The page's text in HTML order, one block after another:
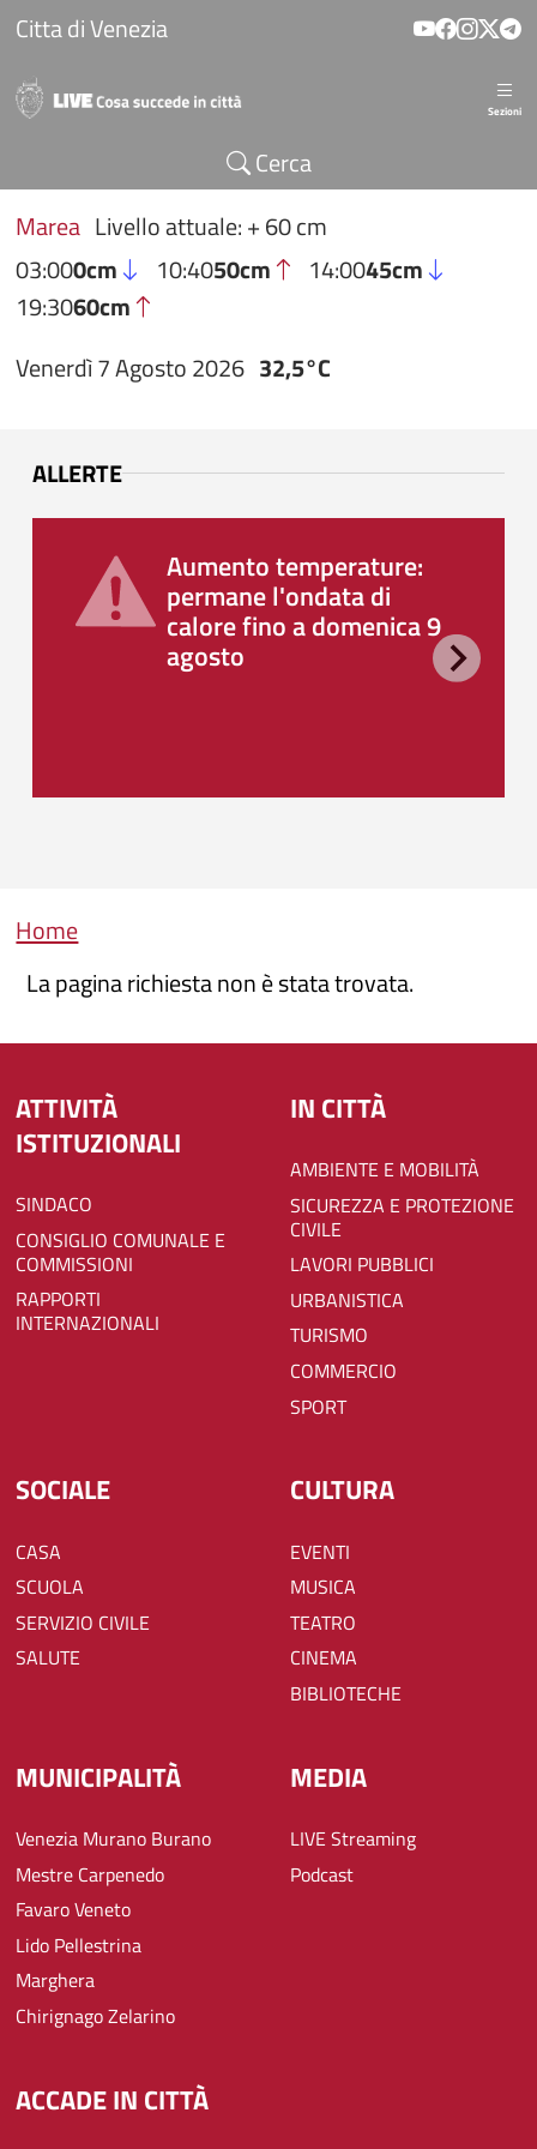
Salta al contenuto principale
Citta di Venezia
Sezioni
Cerca
Marea Livello attuale: + 60 cm
03:000cm 10:4050cm 14:0045cm
19:3060cm
Venerdì 7 Agosto 2026 32,5°C
ALLERTE
Aumento temperature:
permane l'ondata di
calore fino a domenica 9
agosto
Briciole di pane
Home
La pagina richiesta non è stata trovata.
ATTIVITÀ
ISTITUZIONALI
SINDACO
CONSIGLIO COMUNALE E
COMMISSIONI
RAPPORTI
INTERNAZIONALI
IN CITTÀ
AMBIENTE E MOBILITÀ
SICUREZZA E PROTEZIONE
CIVILE
LAVORI PUBBLICI
URBANISTICA
TURISMO
COMMERCIO
SPORT
SOCIALE
CASA
SCUOLA
SERVIZIO CIVILE
SALUTE
CULTURA
EVENTI
MUSICA
TEATRO
CINEMA
BIBLIOTECHE
MUNICIPALITÀ
Venezia Murano Burano
Mestre Carpenedo
Favaro Veneto
Lido Pellestrina
Marghera
Chirignago Zelarino
MEDIA
LIVE Streaming
Podcast
ACCADE IN CITTÀ